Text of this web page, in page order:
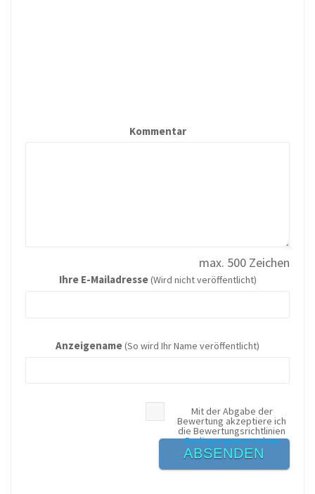
Kommentar
max. 500 Zeichen
Ihre E-Mailadresse(Wird nicht veröffentlicht)
Anzeigename(So wird Ihr Name veröffentlicht)
Mit der Abgabe der
Bewertung akzeptiere ich
die Bewertungsrichtlinien
Bedingungen ansehen
ABSENDEN